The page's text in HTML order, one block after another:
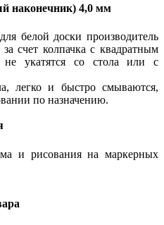
наконечник) 4,0 мм
белой доски производитель
счет колпачка с квадратным
не укатятся со стола или с
легко и быстро смываются,
по назначению.
и рисования на маркерных